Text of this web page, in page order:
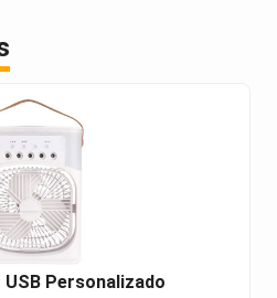
Personalizado